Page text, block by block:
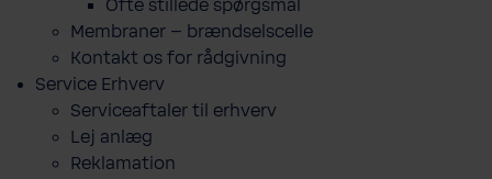
Ofte stillede spørgsmål
Membraner – brændselscelle
Kontakt os for rådgivning
Service Erhverv
Serviceaftaler til erhverv
Lej anlæg
Reklamation